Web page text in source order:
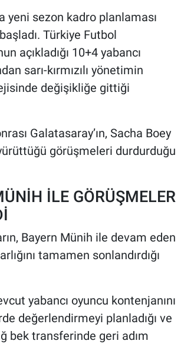
yeni sezon kadro planlaması
Türkiye Futbol
açıkladığı 10+4 yabancı
sarı-kırmızılı yönetimin
değişikliğe gittiği
Galatasaray’ın, Sacha Boey
görüşmeleri durdurduğu
İLE GÖRÜŞMELER
Bayern Münih ile devam eden
tamamen sonlandırdığı
yabancı oyuncu kontenjanını
değerlendirmeyi planladığı ve
bek transferinde geri adım